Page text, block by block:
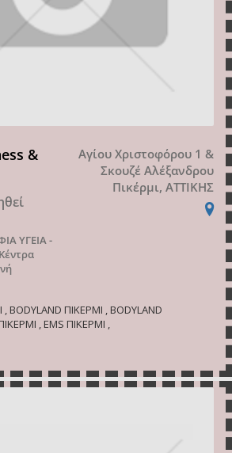
&
ΥΓΕΙΑ -
Κέντρα
Αγίου Χριστοφόρου 1 &
Σκουζέ Αλέξανδρου
Πικέρμι, ΑΤΤΙΚΗΣ
ΠΙΚΕΡΜΙ , BODYLAND
, ΕMS ΠΙΚΕΡΜΙ ,